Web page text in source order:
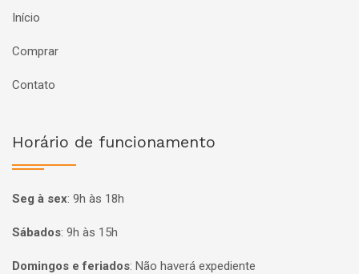
Início
Comprar
Contato
Horário de funcionamento
Seg à sex: 9h às 18h
Sábados: 9h às 15h
Domingos e feriados: Não haverá expediente